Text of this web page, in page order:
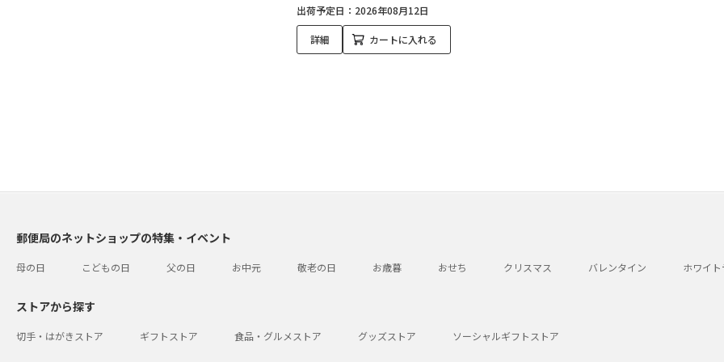
出荷予定日：2026年08月12日
詳細 カートに入れる
郵便局のネットショップの特集・イベント
母の日 こどもの日 父の日 お中元 敬老の日 お歳暮 おせち クリスマス バレンタイン ホワイ
ストアから探す
切手・はがきストア ギフトストア 食品・グルメストア グッズストア ソーシャルギフトストア